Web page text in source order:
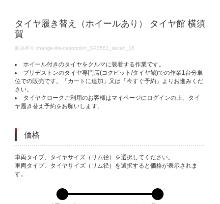
タイヤ履き替え（ホイールあり） タイヤ館 横須
賀
DETAILS
商品番号 change-tire-desorption_SP3563_sedan_16
ホイール付きのタイヤをクルマに装着する作業です。
ブリヂストンのタイヤ専門店(コクピット/タイヤ館)での作業1台分単
位での販売です。「カートに追加」又は「今すぐ予約」よりお進みくだ
さい。
タイヤクロークご利用のお客様はマイページにログインの上、タイ
ヤ履き替え予約をお願いします。
価格
VARIATIONS
車両タイプ、タイヤサイズ（リム径）を選択してください。
車両タイプ、タイヤサイズ（リム径）を選択すると価格が表示されま
す。